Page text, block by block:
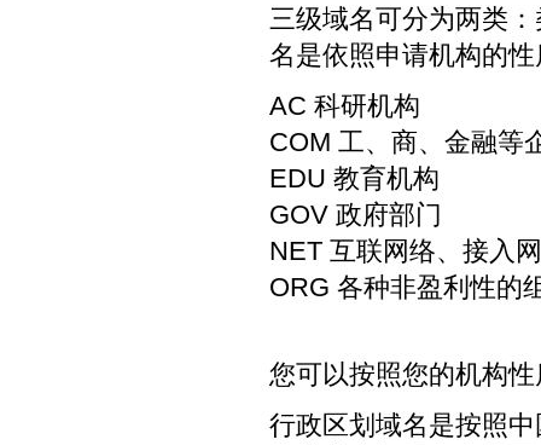
三级域名可分为两类
名是依照申请机构的
AC 科研机构
COM 工、商、金融等
EDU 教育机构
GOV 政府部门
NET 互联网络、接入
ORG 各种非盈利性的
您可以按照您的机构
行政区划域名是按照